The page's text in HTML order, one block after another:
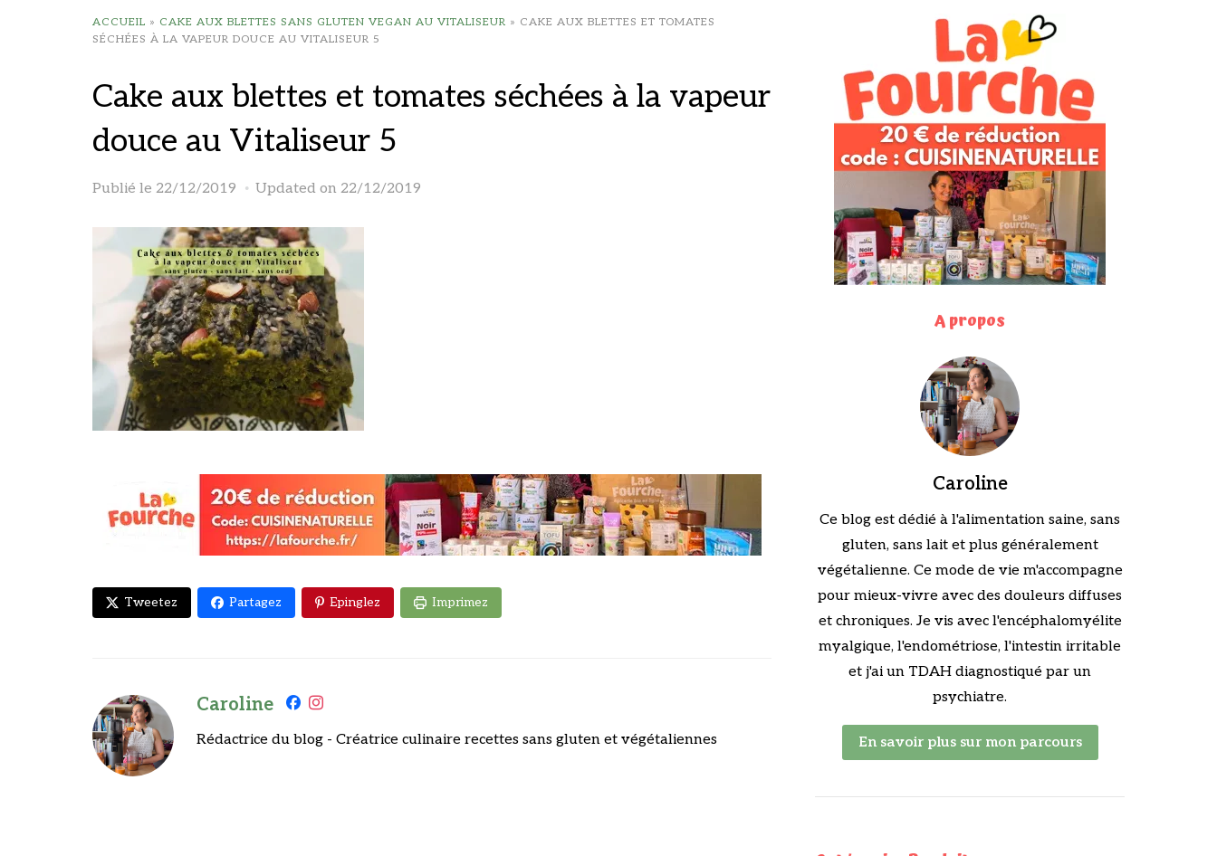
ACCUEIL » CAKE AUX BLETTES SANS GLUTEN VEGAN AU VITALISEUR » CAKE AUX BLETTES ET TOMATES
SÉCHÉES À LA VAPEUR DOUCE AU VITALISEUR 5
Cake aux blettes et tomates séchées à la vapeur
douce au Vitaliseur 5
Publié le 22/12/2019 Updated on 22/12/2019
Tweetez Partagez Epinglez Imprimez
Caroline
Rédactrice du blog - Créatrice culinaire recettes sans gluten et végétaliennes
A propos
Caroline
Ce blog est dédié à l'alimentation saine, sans
gluten, sans lait et plus généralement
végétalienne. Ce mode de vie m'accompagne
pour mieux-vivre avec des douleurs diffuses
et chroniques. Je vis avec l'encéphalomyélite
myalgique, l'endométriose, l'intestin irritable
et j'ai un TDAH diagnostiqué par un
psychiatre.
En savoir plus sur mon parcours